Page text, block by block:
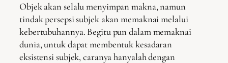
Objek akan selalu menyimpan makna, namun
tindak persepsi subjek akan memaknai melalui
kebertubuhannya. Begitu pun dalam memaknai
dunia, untuk dapat membentuk kesadaran
eksistensi subjek, caranya hanyalah dengan